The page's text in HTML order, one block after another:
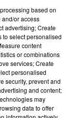
à ce
est
à jour son
pour
sécurité.
based on
and/or access
advertising; Create
to select personalised
content
or combinations
services; Create
personalised
security, prevent and
and content;
may
data to offer